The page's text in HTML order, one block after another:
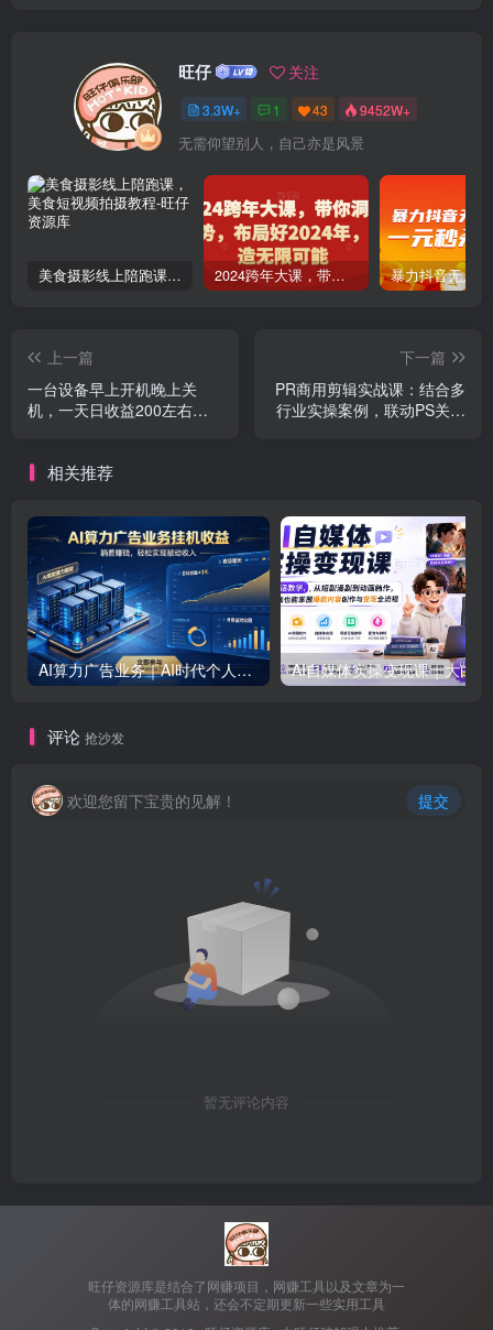
旺仔 关注
3.3W+ 1 43 9452W+
无需仰望别人，自己亦是风景
美食摄影线上陪跑课，美食短视频拍摄教程 2024跨年大课，​带你洞察趋势，布局好2024年，创造无限可能
上一篇
一台设备早上开机晚上关
机，一天日收益200左右，
下一篇
PR商用剪辑实战课：结合多
行业实操案例，联动PS关键
相关推荐
AI算力广告业务｜AI时代个人或工作室新赛道
评论 抢沙发
欢迎您留下宝贵的见解！ 提交
暂无评论内容
旺仔资源库是结合了网赚项目，网赚工具以及文章为一
体的网赚工具站，还会不定期更新一些实用工具